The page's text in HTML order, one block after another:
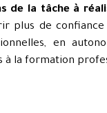
de la tâche à
plus de
en
à la formation